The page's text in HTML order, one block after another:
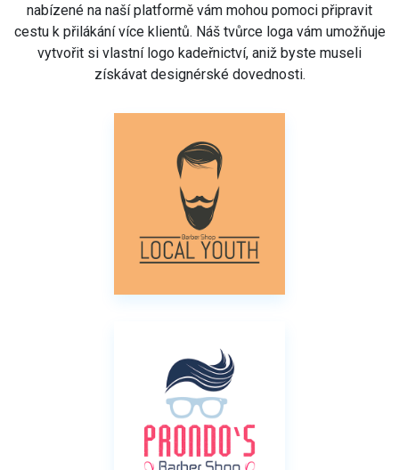
nabízené na naší platformě vám mohou pomoci připravit
cestu k přilákání více klientů. Náš tvůrce loga vám umožňuje
vytvořit si vlastní logo kadeřnictví, aniž byste museli
získávat designérské dovednosti.